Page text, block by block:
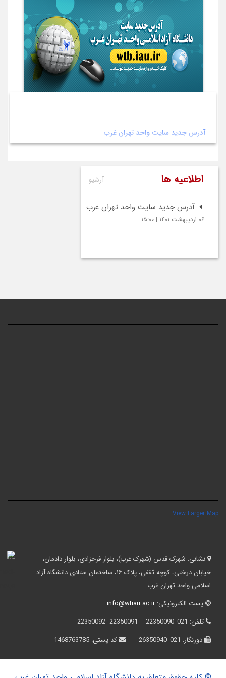
آدرس جدید سایت واحد تهران غرب
اطلاعیه ها
آدرس جدید سایت واحد تهران غرب
آرشیو
View Larger
نشانی:شهرک قدس (شهرک غرب)، بلوار فرحزادی، بلوار دادمان،
خیابان درختی، کوچه ثقفی، پلاک ۱۶، ساختمان ستادی دانشگاه آزاد
اسلامی واحد تهران غرب
پست الکترونیکی:info@wtiau.ac.ir
تلفن:021_22350090 -- 22350091--22350092
دورنگار:021_26350940 کد پستی:1468763785